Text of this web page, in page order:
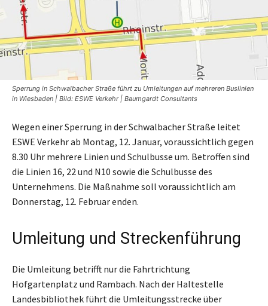
Sperrung in Schwalbacher Straße führt zu Umleitungen auf mehreren Buslinien
in Wiesbaden | Bild: ESWE Verkehr | Baumgardt Consultants
Wegen einer Sperrung in der Schwalbacher Straße leitet
ESWE Verkehr ab Montag, 12. Januar, voraussichtlich gegen
8.30 Uhr mehrere Linien und Schulbusse um. Betroffen sind
die Linien 16, 22 und N10 sowie die Schulbusse des
Unternehmens. Die Maßnahme soll voraussichtlich am
Donnerstag, 12. Februar enden.
Umleitung und Streckenführung
Die Umleitung betrifft nur die Fahrtrichtung
Hofgartenplatz und Rambach. Nach der Haltestelle
Landesbibliothek führt die Umleitungsstrecke über